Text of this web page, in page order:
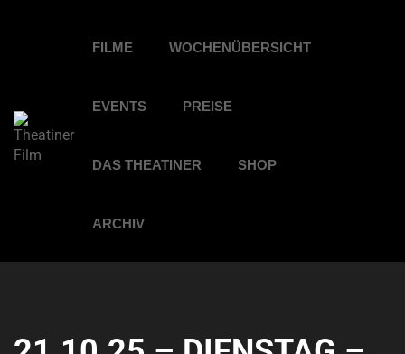
FILME WOCHENÜBERSICHT
EVENTS PREISE
DAS THEATINER SHOP
ARCHIV